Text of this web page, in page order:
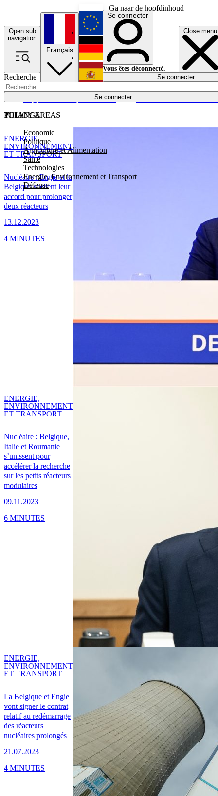
Ga naar de hoofdinhoud
Open sub
navigation
Close menu
Recherche
Se connecter
POLICY AREAS
Economie
Politique
Agriculture et Alimentation
Santé
Technologies
Energie, Environnement et Transport
Défense
Économie
Français
English
Deutsch
Español
Se connecter
Vous êtes déconnecté.
Se connecter
TIHANGE
Nucléaire : Engie et la
Belgique scellent leur
accord pour prolonger
deux réacteurs
13.12.2023
ENERGIE,
ENVIRONNEMENT
ET TRANSPORT
4 MINUTES
Nucléaire : Belgique,
Italie et Roumanie
s’unissent pour
accélérer la recherche
sur les petits réacteurs
modulaires
09.11.2023
ENERGIE,
ENVIRONNEMENT
ET TRANSPORT
6 MINUTES
La Belgique et Engie
vont signer le contrat
relatif au redémarrage
des réacteurs
nucléaires prolongés
21.07.2023
ENERGIE,
ENVIRONNEMENT
ET TRANSPORT
4 MINUTES